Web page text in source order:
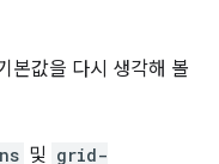
본값을 다시 생각해 볼
및 grid-